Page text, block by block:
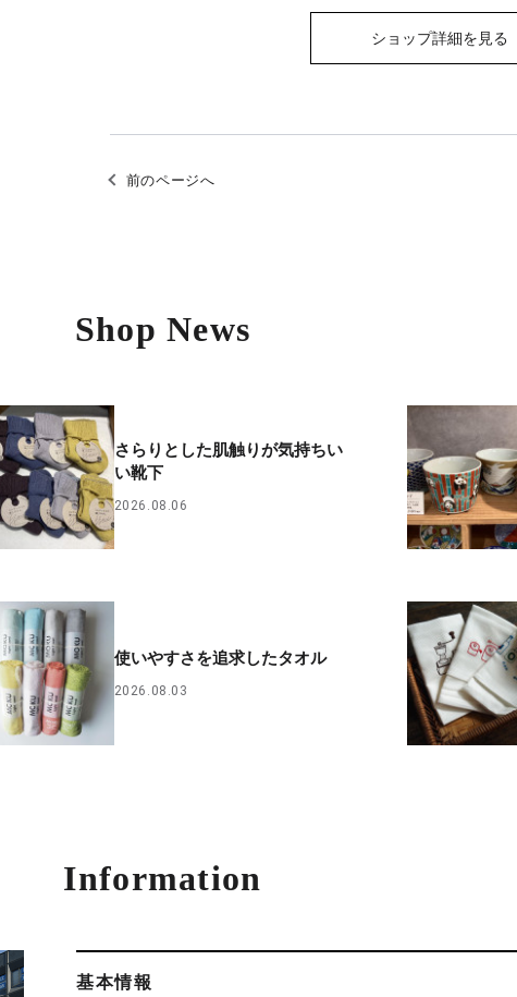
ショップ詳細を見る
前のページへ
Shop News
さらりとした肌触りが気持ちい
い靴下
2026.08.06
使いやすさを追求したタオル
2026.08.03
Information
基本情報